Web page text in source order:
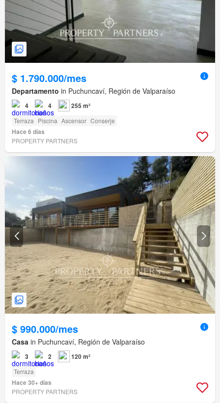
$ 1.790.000/mes
Departamento in Puchuncaví, Región de Valparaíso
4 4 255 m²
Terraza Piscina Ascensor Conserje
Hace 6 días
PROPERTY PARTNERS
$ 990.000/mes
Casa in Puchuncaví, Región de Valparaíso
3 2 120 m²
Terraza
Hace 30+ días
PROPERTY PARTNERS